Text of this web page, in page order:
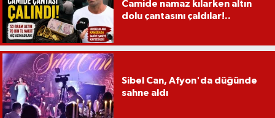
Camide namaz kılarken altın
dolu çantasını çaldılar!..
Sibel Can, Afyon'da düğünde
sahne aldı